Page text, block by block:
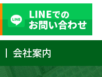
LINEでの
お問い合わせ
会社案内